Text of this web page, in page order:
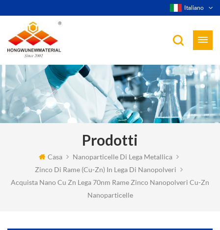
Italiano
Prodotti
Casa
Nanoparticelle Di Lega Metallica
Zinco Di Rame (cu-Zn) In Lega Di Nanopolveri
Acquista Nano Cu Zn Lega 70nm Rame Zinco Nanopolveri Cu-Zn
Nanoparticelle